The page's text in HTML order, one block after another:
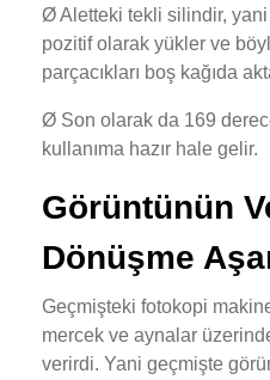
Ø Aletteki tekli silindir, yani
pozitif olarak yükler ve
parçacıkları boş kağıda
Ø Son olarak da 169
kullanıma hazır hale gelir.
Görüntünün
Dönüşme
Geçmişteki fotokopi
mercek ve aynalar
verirdi. Yani geçmişte